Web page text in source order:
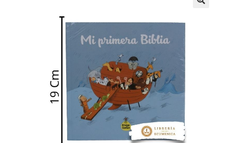
Finalizar compra
¿Quienes somos?
Política de privacidad